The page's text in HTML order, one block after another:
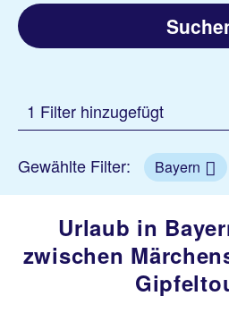
1 Filter hinzugefügt
Gewählte Filter: Bayern
Urlaub in
zwischen